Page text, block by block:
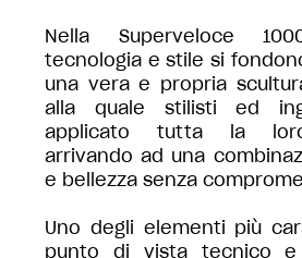
Nella Superveloce
tecnologia e stile si
una vera e propria
alla quale stilisti ed
applicato tutta la loro
arrivando ad una
e bellezza senza
Uno degli elementi più
punto di vista tecnico e